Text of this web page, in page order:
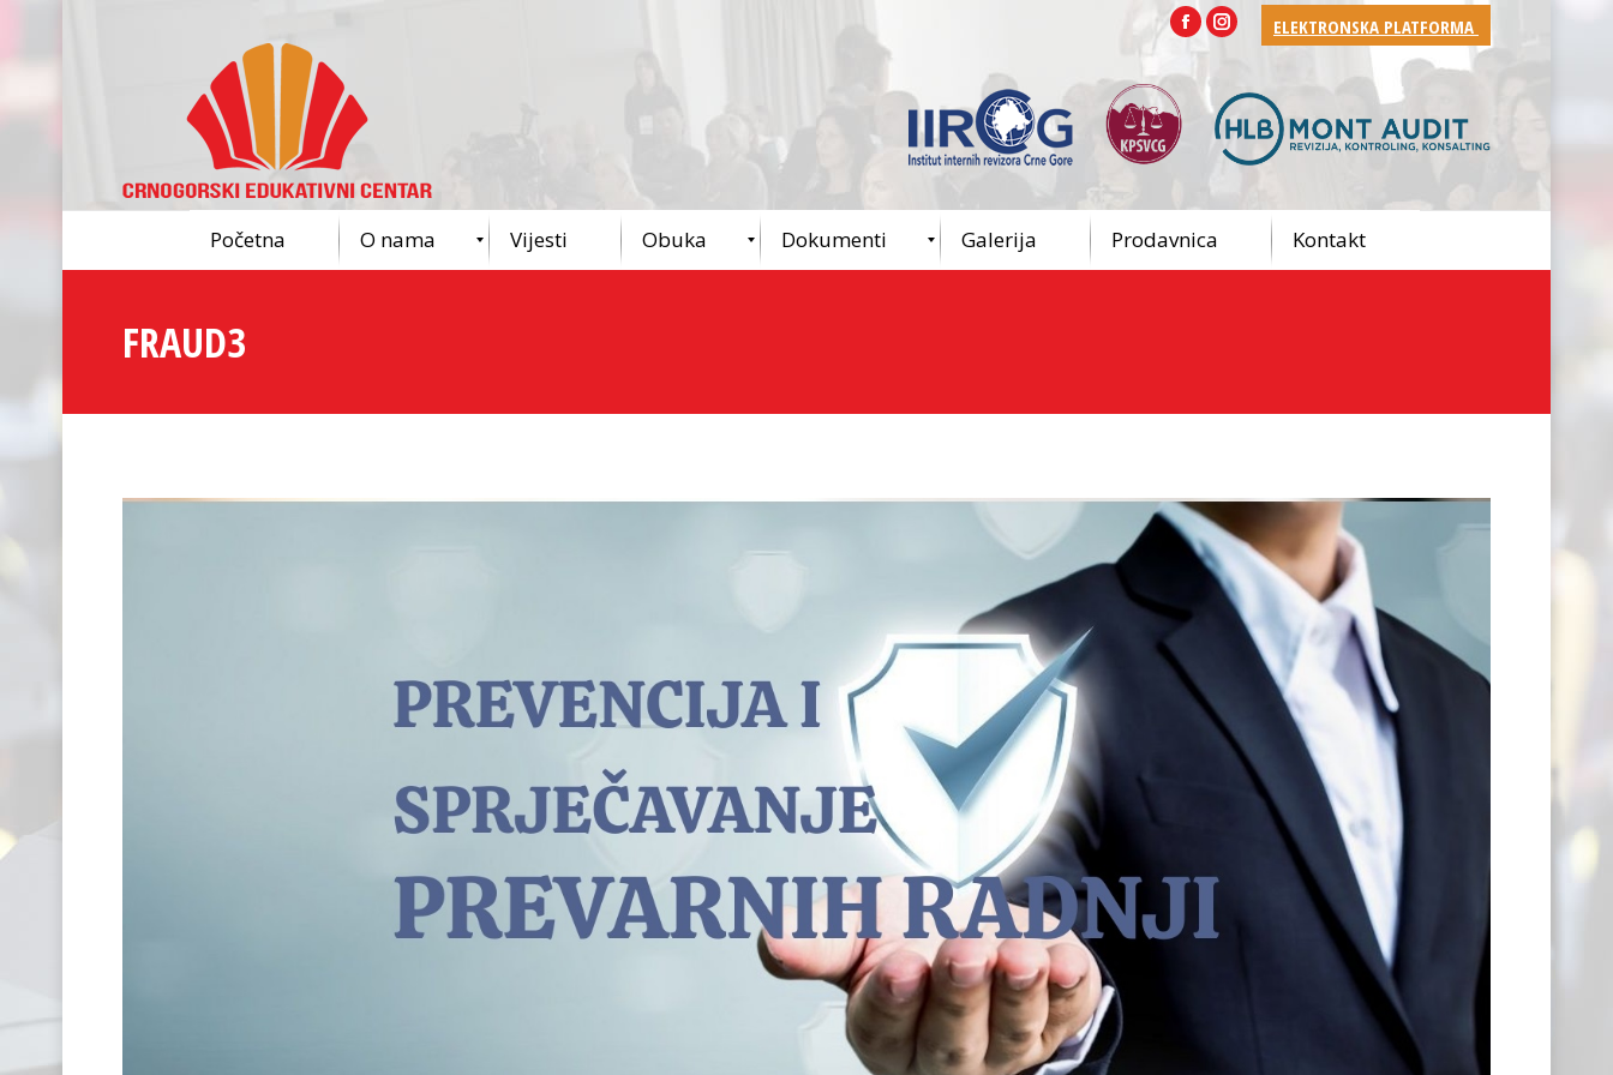
FacebookInstagramELEKTRONSKA PLATFORMA
Početna O nama Vijesti Obuka Dokumenti Galerija Prodavnica Kontakt
FRAUD3